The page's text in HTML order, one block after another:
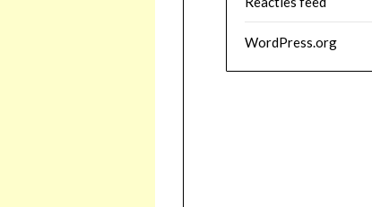
WordPress.org